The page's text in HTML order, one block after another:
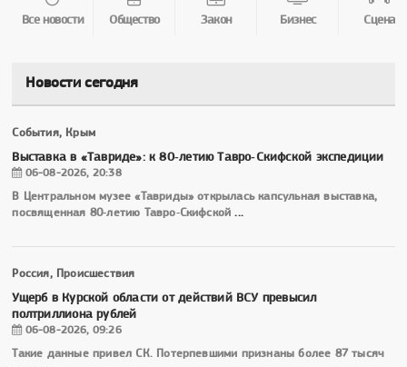
Все новости Общество Закон Бизнес Сцена
Новости сегодня
События, Крым
Выставка в «Тавриде»: к 80‑летию Тавро‑Скифской экспедиции
06-08-2026, 20:38
В Центральном музее «Тавриды» открылась капсульная выставка,
посвященная 80‑летию Тавро‑Скифской...
Россия, Происшествия
Ущерб в Курской области от действий ВСУ превысил
полтриллиона рублей
06-08-2026, 09:26
Такие данные привел СК. Потерпевшими признаны более 87 тысяч